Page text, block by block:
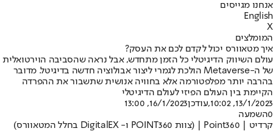
אנחנו מגייסים
English
X
המומלצים
איך מטאוורס יכול לקדם לכם את העסק?
עולם השיווק הדיגיטלי כל הזמן מתחדש, אבל נראה שהסביבה הוירטואלית
של ה-Metaverse הולכת לגמרי ליצור אבולוציה חדשה בדיגיטל. מדובר
בהרבה יותר מפלפטורמה אלא בחוויה אנושית שתשבור את ההפרדה
הקיימת בין העולם הפיזי לעולם הדיגיטלי
13/1/2023, 10:02
,עודכן16/1/2023, 13:00
0השמעה
קרדיט | Point360‏ | (צוות POINT360 ו- DigitalEX בחלל המטאוורס)